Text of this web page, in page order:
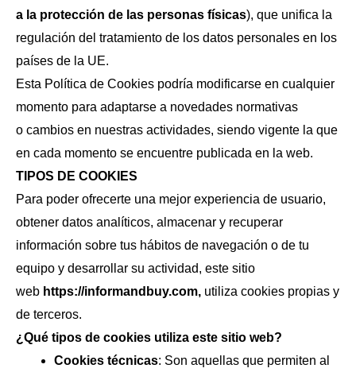
a la protección de las personas físicas), que unifica la
regulación del tratamiento de los datos personales en los
países de la UE.
Esta Política de Cookies podría modificarse en cualquier
momento para adaptarse a novedades normativas
o cambios en nuestras actividades, siendo vigente la que
en cada momento se encuentre publicada en la web.
TIPOS DE COOKIES
Para poder ofrecerte una mejor experiencia de usuario,
obtener datos analíticos, almacenar y recuperar
información sobre tus hábitos de navegación o de tu
equipo y desarrollar su actividad, este sitio
web https://informandbuy.com, utiliza cookies propias y
de terceros.
¿Qué tipos de cookies utiliza este sitio web?
Cookies técnicas: Son aquellas que permiten al